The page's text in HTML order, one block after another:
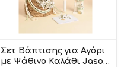
Σετ Βάπτισης για Αγόρι
με Ψάθινο Καλάθι Jason